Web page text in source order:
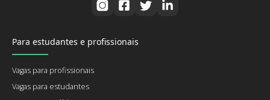
Para estudantes e profissionais
Vagas para profissionais
Vagas para estudantes